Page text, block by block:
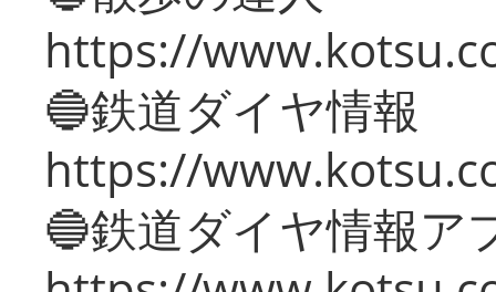
https://
🔵鉄道ダイヤ情報
https://
🔵鉄道ダイヤ情報ア